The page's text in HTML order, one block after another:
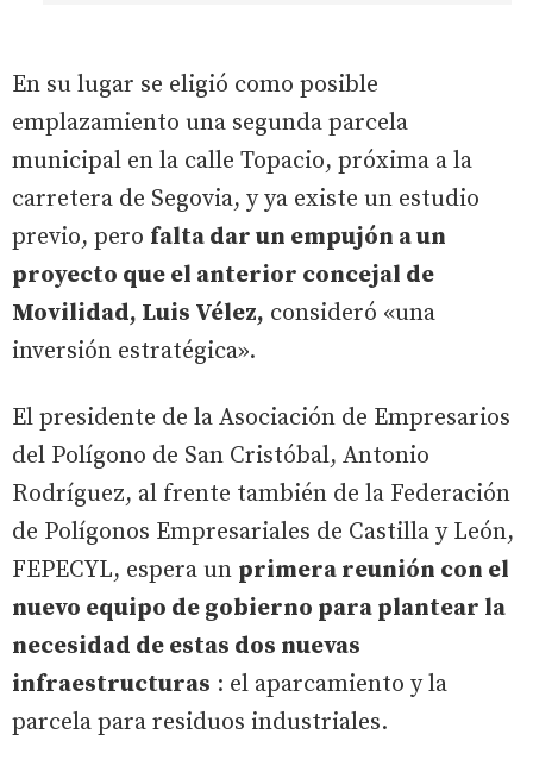
En su lugar se eligió como posible
emplazamiento una segunda parcela
municipal en la calle Topacio, próxima a la
carretera de Segovia, y ya existe un estudio
previo, pero falta dar un empujón a un
proyecto que el anterior concejal de
Movilidad, Luis Vélez, consideró «una
inversión estratégica».
El presidente de la Asociación de Empresarios
del Polígono de San Cristóbal, Antonio
Rodríguez, al frente también de la Federación
de Polígonos Empresariales de Castilla y León,
FEPECYL, espera un primera reunión con el
nuevo equipo de gobierno para plantear la
necesidad de estas dos nuevas
infraestructuras : el aparcamiento y la
parcela para residuos industriales.